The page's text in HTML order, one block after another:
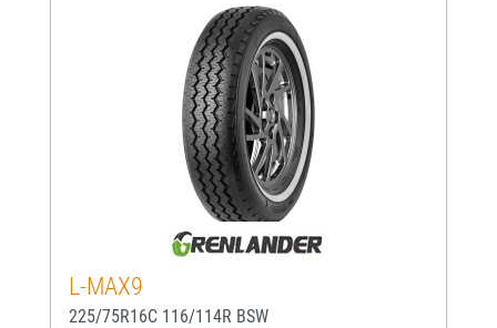
L-MAX9
225/75R16C 116/114R BSW